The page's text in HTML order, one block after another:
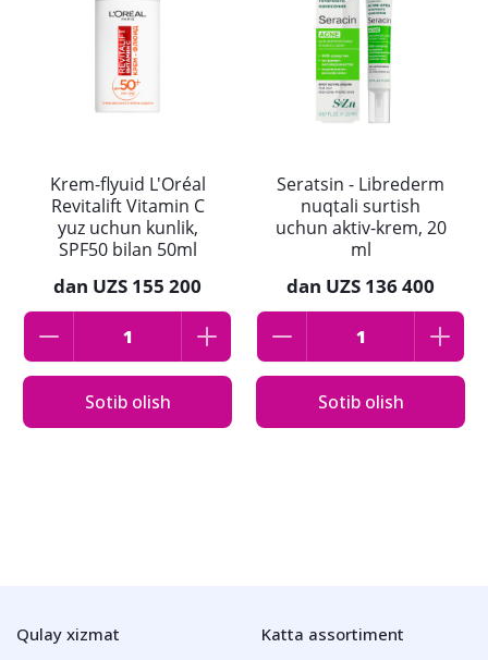
Krem-flyuid L'Oréal
Revitalift Vitamin C
yuz uchun kunlik,
SPF50 bilan 50ml
dan UZS 155 200
Sotib olish
Seratsin - Librederm
nuqtali surtish
uchun aktiv-krem, 20
ml
dan UZS 136 400
Sotib olish
Qulay xizmat Katta assortiment